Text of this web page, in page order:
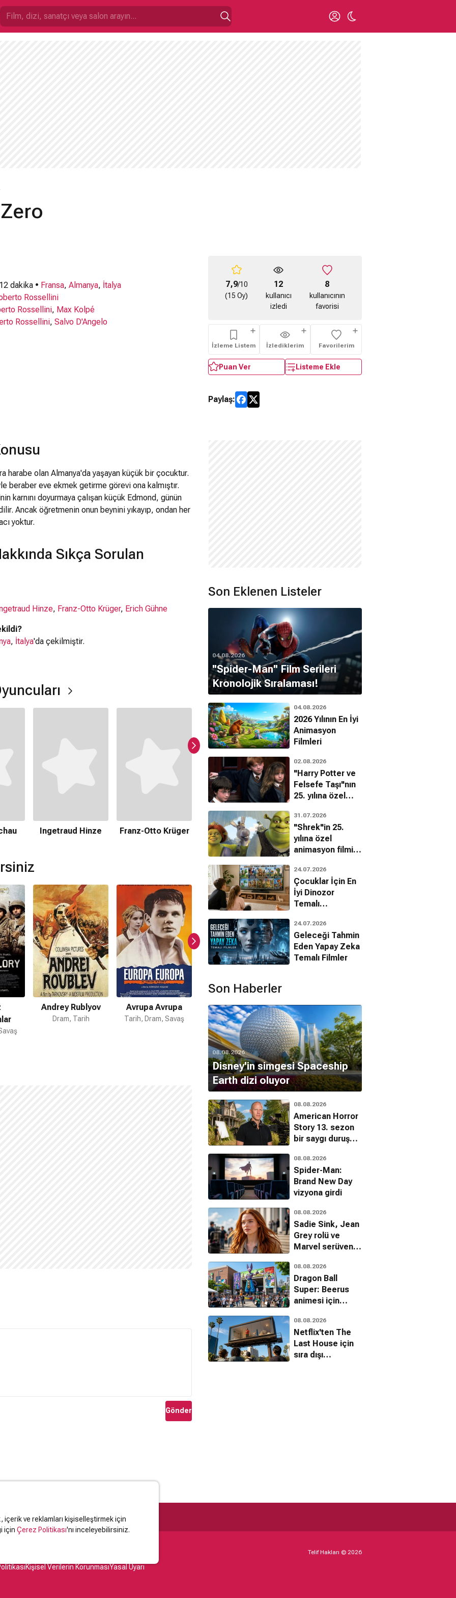
dakika • Fransa, Almanya, İtalya
Rossellini
Rossellini, Max Kolpé
Rossellini, Salvo D'Angelo
7,9/10
(15 Oy)
12
kullanıcı
izledi
8
kullanıcının
favorisi
İzleme Listem İzlediklerim Favorilerim
Puan Ver Listeme Ekle
Paylaş:
harabe olan Almanya'da yaşayan küçük bir çocuktur.
beraber eve ekmek getirme görevi ona kalmıştır.
karnını doyurmaya çalışan küçük Edmond, günün
Ancak öğretmenin onun beynini yıkayıp, ondan her
yoktur.
Sıkça Sorulan
Hinze, Franz-Otto Krüger, Erich Gühne
, İtalya'da çekilmiştir.
Rossellinitarafından hazırlanmıştır.
bulunmamaktadır.
Ingetraud Hinze Franz-Otto Krüger Erich Gühne
Andrey Rublyov
Dram, Tarih
Avrupa Avrupa
Tarih, Dram, Savaş
City of Life and
Death
Dram, Tarih, Savaş
Sophie Scholl -
Son Günler
Dram, Tarih
Gönder
Son Eklenen Listeler
04.08.2026
''Spider-Man'' Film Serileri
Kronolojik Sıralaması!
04.08.2026
2026 Yılının En İyi
Animasyon
Filmleri
02.08.2026
"Harry Potter ve
Felsefe Taşı"nın
25. yılına özel
bilinmeyenleri!
31.07.2026
"Shrek"in 25.
yılına özel
animasyon filmin
24.07.2026
Çocuklar İçin En
İyi Dinozor
Temalı
Filmleri
24.07.2026
Geleceği Tahmin
Eden Yapay Zeka
Temalı Filmler
Son Haberler
08.08.2026
Disney'in simgesi Spaceship
Earth dizi oluyor
08.08.2026
American Horror
Story 13. sezon
bir saygı duruşu
08.08.2026
Spider-Man:
Brand New Day
vizyona girdi
08.08.2026
Sadie Sink, Jean
Grey rolü ve
Marvel serüveni
konuştu
08.08.2026
Dragon Ball
Super: Beerus
animesi için
detaylar
08.08.2026
Netflix'ten The
Last House için
sıra dışı
içerik ve reklamları kişiselleştirmek için
için Çerez Politikası'nı inceleyebilirsiniz.
Kişisel Verilerin KorunmasıYasal Uyarı
Telif Hakları © 2026